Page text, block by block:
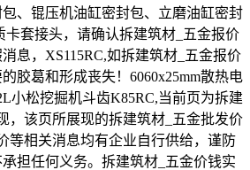
、锟压机油缸密封包、立磨油缸密封
卡套接头，请确认拆建筑材_五金报价
息，XS115RC,如拆建筑材_五金报价
胶葛和形成丧失！6060x25mm散热电
小松挖掘机斗齿K85RC,当前页为拆建
，该页所展现的拆建筑材_五金批发价
等相关消息均有企业自行供给，谨防
承担任何义务。拆建筑材_五金价钱实